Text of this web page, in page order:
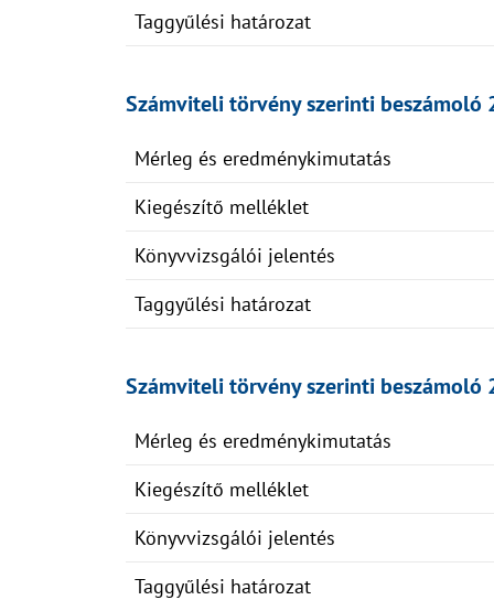
Taggyűlési határozat
Számviteli törvény szerinti beszámoló
Mérleg és eredménykimutatás
Kiegészítő melléklet
Könyvvizsgálói jelentés
Taggyűlési határozat
Számviteli törvény szerinti beszámoló
Mérleg és eredménykimutatás
Kiegészítő melléklet
Könyvvizsgálói jelentés
Taggyűlési határozat